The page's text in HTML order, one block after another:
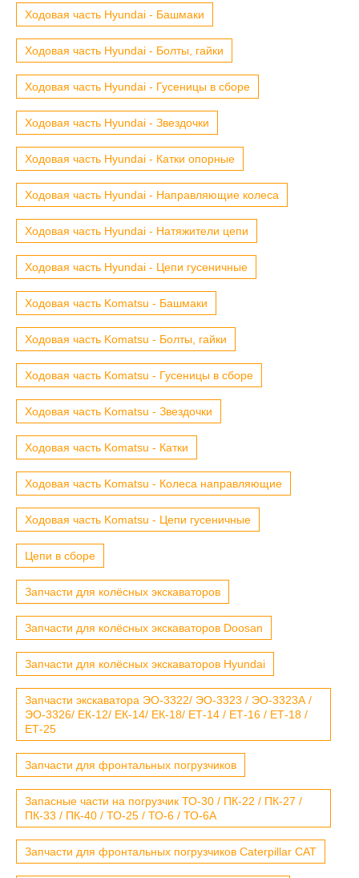
Ходовая часть Hyundai - Башмаки
Ходовая часть Hyundai - Болты, гайки
Ходовая часть Hyundai - Гусеницы в сборе
Ходовая часть Hyundai - Звездочки
Ходовая часть Hyundai - Катки опорные
Ходовая часть Hyundai - Направляющие колеса
Ходовая часть Hyundai - Натяжители цепи
Ходовая часть Hyundai - Цепи гусеничные
Ходовая часть Komatsu - Башмаки
Ходовая часть Komatsu - Болты, гайки
Ходовая часть Komatsu - Гусеницы в сборе
Ходовая часть Komatsu - Звездочки
Ходовая часть Komatsu - Катки
Ходовая часть Komatsu - Колеса направляющие
Ходовая часть Komatsu - Цепи гусеничные
Цепи в сборе
Запчасти для колёсных экскаваторов
Запчасти для колёсных экскаваторов Doosan
Запчасти для колёсных экскаваторов Hyundai
Запчасти экскаватора ЭО-3322/ ЭО-3323 / ЭО-3323А /
ЭО-3326/ ЕК-12/ ЕК-14/ ЕК-18/ ЕТ-14 / ЕТ-16 / ЕТ-18 /
ЕТ-25
Запчасти для фронтальных погрузчиков
Запасные части на погрузчик ТО-30 / ПК-22 / ПК-27 /
ПК-33 / ПК-40 / ТО-25 / ТО-6 / ТО-6А
Запчасти для фронтальных погрузчиков Caterpillar CAT